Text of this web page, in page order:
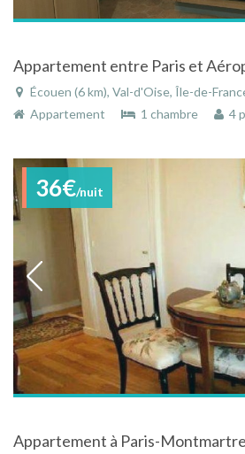
Écouen (6 km), Val-d'Oise, Île-de-
Appartement
1 chambre 4
36€/nuit